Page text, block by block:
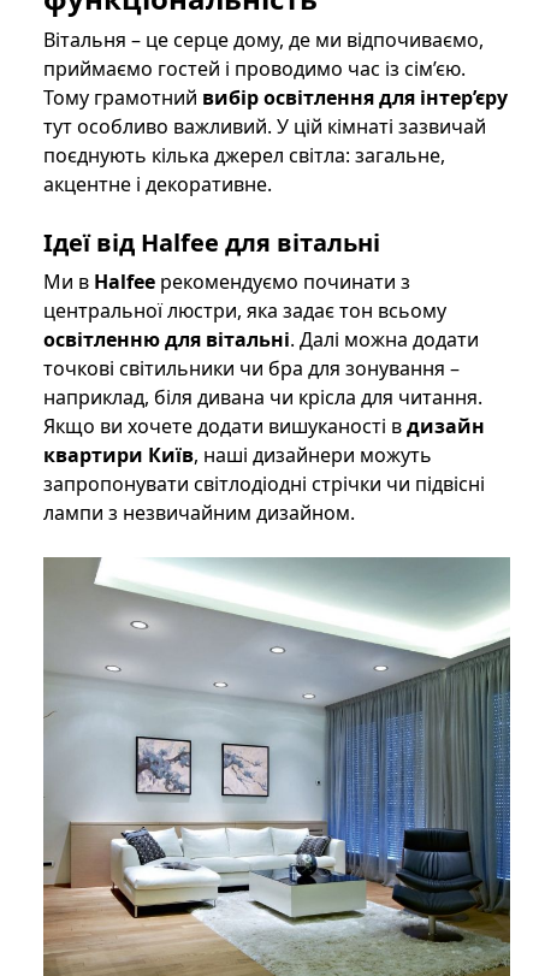
Вітальня – це серце дому, де ми відпочиваємо,
приймаємо гостей і проводимо час із сім’єю.
Тому грамотний вибір освітлення для інтер’єру
тут особливо важливий. У цій кімнаті зазвичай
поєднують кілька джерел світла: загальне,
акцентне і декоративне.
Ідеї від Halfee для вітальні
Ми в Halfee рекомендуємо починати з
центральної люстри, яка задає тон всьому
освітленню для вітальні. Далі можна додати
точкові світильники чи бра для зонування –
наприклад, біля дивана чи крісла для читання.
Якщо ви хочете додати вишуканості вдизайн
квартири Київ, наші дизайнери можуть
запропонувати світлодіодні стрічки чи підвісні
лампи з незвичайним дизайном.